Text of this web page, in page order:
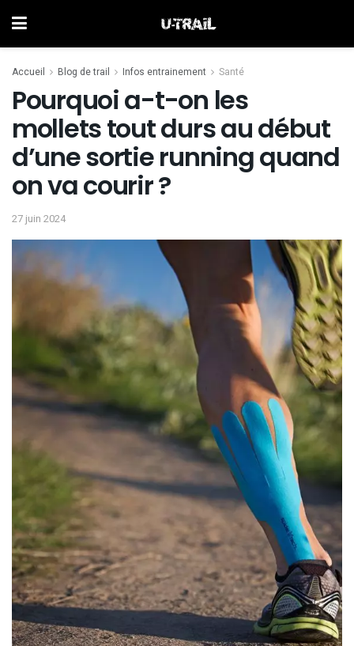
Accueil Blog de trail Infos entrainement Santé
Pourquoi a-t-on les
mollets tout durs au début
d’une sortie running quand
on va courir ?
27 juin 2024